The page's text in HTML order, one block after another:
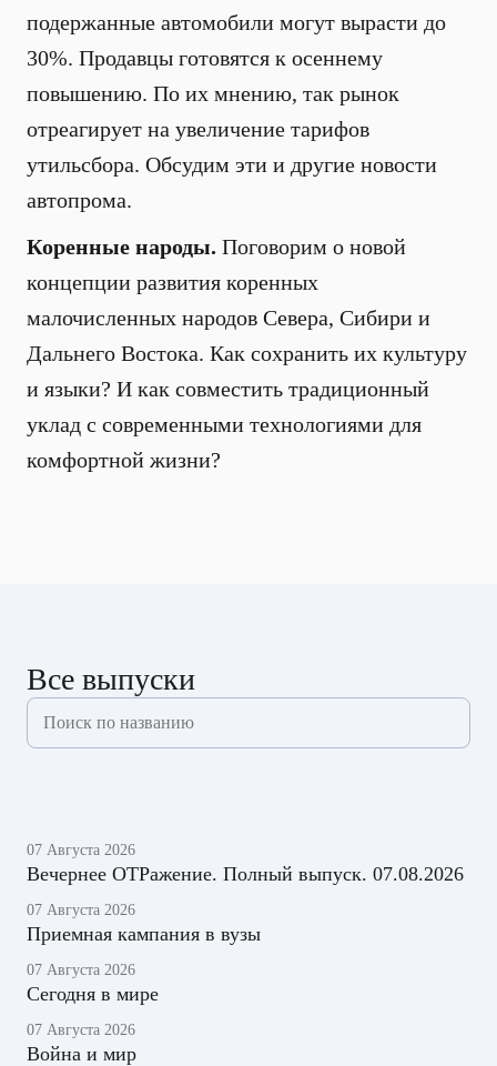
подержанные автомобили могут вырасти до
30%. Продавцы готовятся к осеннему
повышению. По их мнению, так рынок
отреагирует на увеличение тарифов
утильсбора. Обсудим эти и другие новости
автопрома.
Коренные народы. Поговорим о новой
концепции развития коренных
малочисленных народов Севера, Сибири и
Дальнего Востока. Как сохранить их культуру
и языки? И как совместить традиционный
уклад с современными технологиями для
комфортной жизни?
Все выпуски
07 Августа 2026
Вечернее ОТРажение. Полный выпуск. 07.08.2026
07 Августа 2026
Приемная кампания в вузы
07 Августа 2026
Сегодня в мире
07 Августа 2026
Война и мир